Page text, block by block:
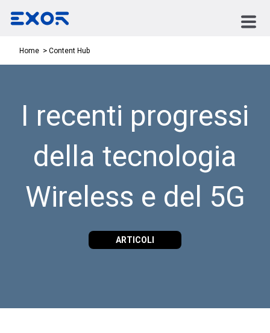
Home Content Hub
I recenti progressi
della tecnologia
Wireless e del 5G
ARTICOLI